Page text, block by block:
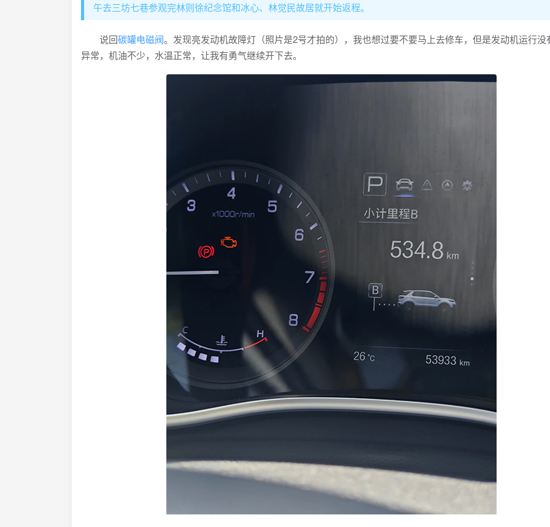
午去三坊七巷参观完林则徐纪念馆和冰心、林觉民故居就开始返程。
说回碳罐电磁阀。发现亮发动机故障灯（照片是2号才拍的），我也想过要不要马上去修车，但是发动机运行没
异常，机油不少，水温正常，让我有勇气继续开下去。